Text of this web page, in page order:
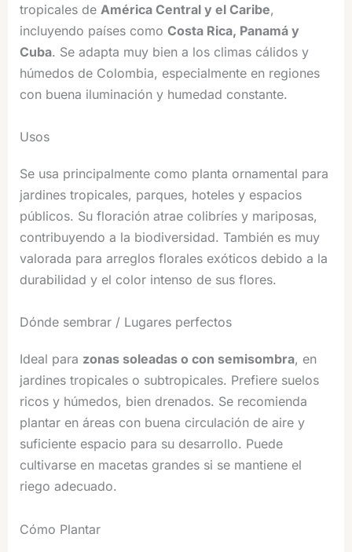
tropicales de América Central y el Caribe,
incluyendo países como Costa Rica, Panamá y
Cuba. Se adapta muy bien a los climas cálidos y
húmedos de Colombia, especialmente en regiones
con buena iluminación y humedad constante.
Usos
Se usa principalmente como planta ornamental para
jardines tropicales, parques, hoteles y espacios
públicos. Su floración atrae colibríes y mariposas,
contribuyendo a la biodiversidad. También es muy
valorada para arreglos florales exóticos debido a la
durabilidad y el color intenso de sus flores.
Dónde sembrar / Lugares perfectos
Ideal para zonas soleadas o con semisombra, en
jardines tropicales o subtropicales. Prefiere suelos
ricos y húmedos, bien drenados. Se recomienda
plantar en áreas con buena circulación de aire y
suficiente espacio para su desarrollo. Puede
cultivarse en macetas grandes si se mantiene el
riego adecuado.
Cómo Plantar